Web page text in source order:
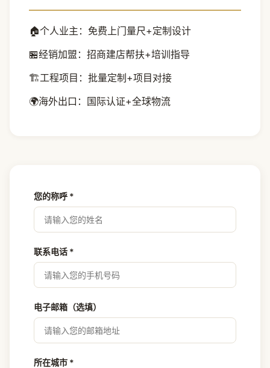
🏠个人业主：免费上门量尺+定制设计
🏪经销加盟：招商建店帮扶+培训指导
🏗️工程项目：批量定制+项目对接
🌍海外出口：国际认证+全球物流
您的称呼 *
联系电话 *
电子邮箱（选填）
所在城市 *